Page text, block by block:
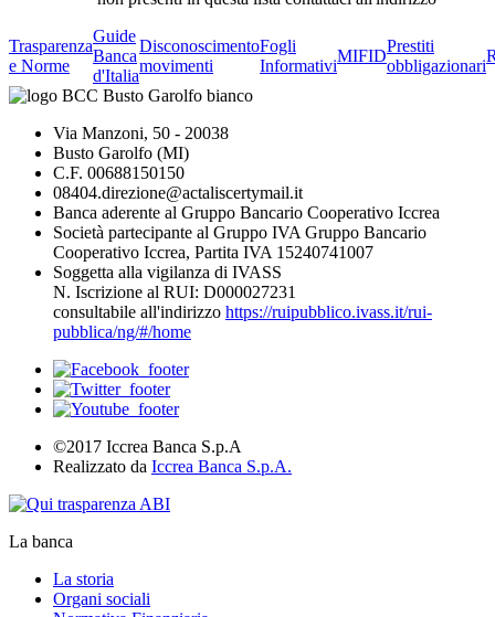
Trasparenza
e Norme
Guide
Banca
d'Italia
Disconoscimento
movimenti
Fogli
Informativi
MIFID
Prestiti
obbligazionari
Via Manzoni, 50 - 20038
Busto Garolfo (MI)
C.F. 00688150150
08404.direzione@actaliscertymail.it
Banca aderente al Gruppo Bancario Cooperativo Iccrea
Società partecipante al Gruppo IVA Gruppo Bancario
Cooperativo Iccrea, Partita IVA 15240741007
Soggetta alla vigilanza di IVASS
N. Iscrizione al RUI: D000027231
consultabile all'indirizzo https://ruipubblico.ivass.it/rui-
pubblica/ng/#/home
©2017 Iccrea Banca S.p.A
Realizzato da Iccrea Banca S.p.A.
La banca
La storia
Organi sociali